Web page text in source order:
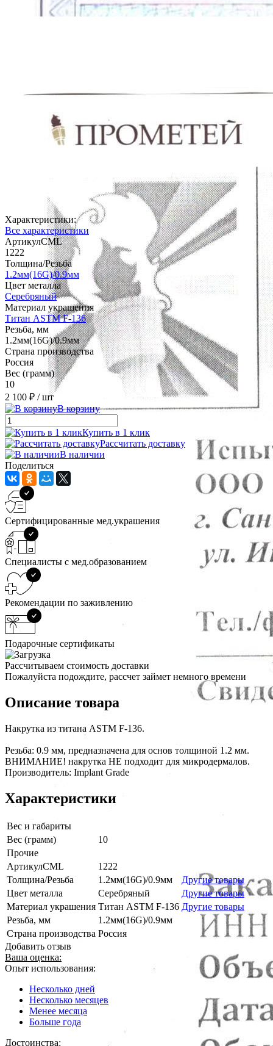
Характеристики:
Все характеристики
АртикулCML
1222
Толщина/Резьба
1.2мм(16G)/0.9мм
Цвет металла
Серебряный
Материал украшения
Титан ASTM F-136
Резьба, мм
1.2мм(16G)/0.9мм
Страна производства
Россия
Вес (грамм)
10
2 100 ₽ / шт
В корзину
Купить в 1 клик
Рассчитать доставку
В наличии
Поделиться
Сертифицированные мед.украшения
Специалисты с мед.образованием
Рекомендации по заживлению
Подарочные сертификаты
Рассчитываем стоимость доставки
Пожалуйста подождите, рассчет займет немного времени
Описание товара
Накрутка из титана ASTM F-136.
Резьба: 0.9 мм, предназначена для основ толщиной 1.2 мм.
ВНИМАНИЕ! накрутка НЕ подходит для микродермалов.
Производитель: Implant Grade
Характеристики
Вес и габариты
Вес (грамм)
10
Прочие
АртикулCML
1222
Толщина/Резьба
1.2мм(16G)/0.9мм
Другие товары
Цвет металла
Серебряный
Другие товары
Материал украшения Титан ASTM F-136 Другие товары
Резьба, мм
1.2мм(16G)/0.9мм
Страна производства Россия
Добавить отзыв
Ваша оценка:
Опыт использования:
Несколько дней
Несколько месяцев
Менее месяца
Больше года
Достоинства: